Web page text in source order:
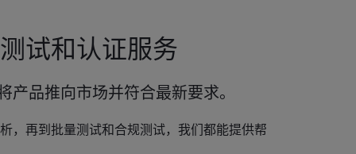
试和认证服务
产品推向市场并符合最新要求。
，再到批量测试和合规测试，我们都能提供帮